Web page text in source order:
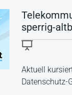
sperrig-
Aktuell
Datenschutz-